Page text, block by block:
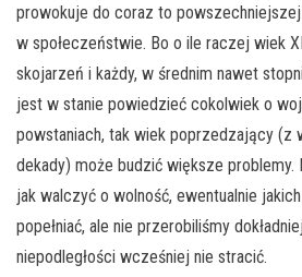
prowokuje do coraz to
w społeczeństwie. Bo o ile raczej wiek
skojarzeń i każdy, w średnim nawet
jest w stanie powiedzieć cokolwiek o
powstaniach, tak wiek poprzedzający (z
dekady) może budzić większe
jak walczyć o wolność, ewentualnie
popełniać, ale nie przerobiliśmy
niepodległości wcześniej nie stracić.